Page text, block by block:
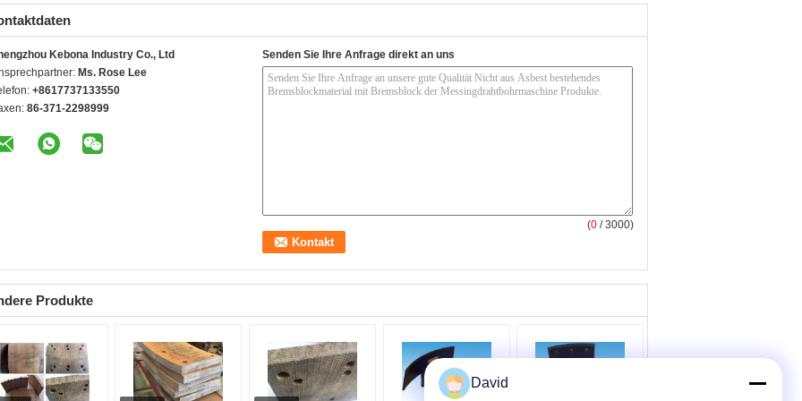
Kebona Industry Co., Ltd
Ms. Rose Lee
+8617737133550
86-371-2298999
Senden Sie Ihre Anfrage direkt an uns
(0 / 3000)
Produkte
David